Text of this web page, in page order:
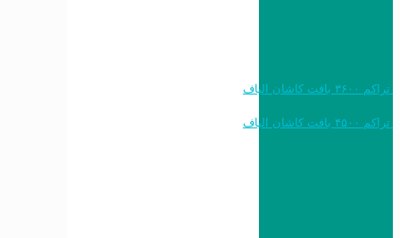
خرید به قیمت فرش ماشینی ۱۲۰۰ شانه تراکم ۳۶۰۰ بافت کاشان الیاف
خرید به قیمت فرش ماشینی ۱۵۰۰ شانه تراکم ۴۵۰۰ بافت کاشان الیاف